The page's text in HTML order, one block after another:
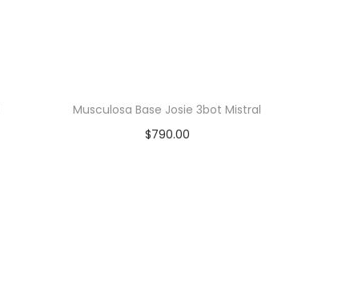
Musculosa Base Josie 3bot Mistral
$790.00